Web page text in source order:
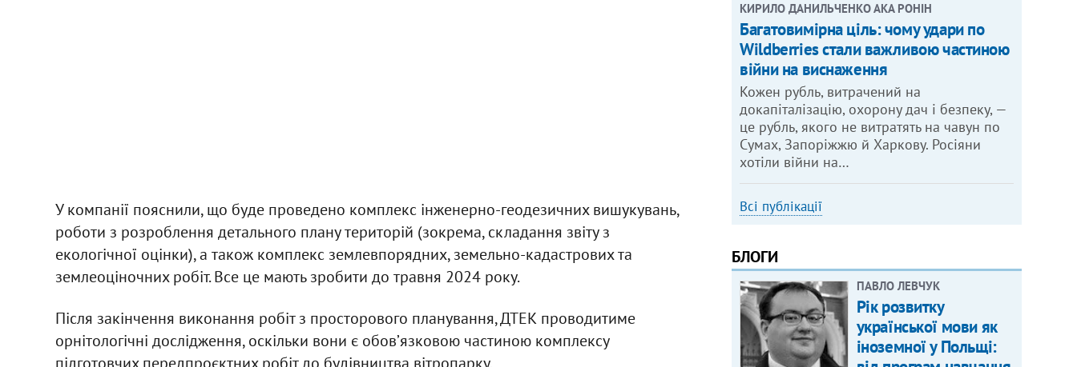
У компанії пояснили, що буде проведено комплекс інженерно-геодезичних вишукувань,
роботи з розроблення детального плану територій (зокрема, складання звіту з
екологічної оцінки), а також комплекс землевпорядних, земельно-кадастрових та
землеоціночних робіт. Все це мають зробити до травня 2024 року.
Після закінчення виконання робіт з просторового планування, ДТЕК проводитиме
орнітологічні дослідження, оскільки вони є обовʼязковою частиною комплексу
КИРИЛО ДАНИЛЬЧЕНКО АКА РОНІН
Багатовимірна ціль: чому удари по
Wildberries стали важливою частиною
війни на виснаження
Кожен рубль, витрачений на
докапіталізацію, охорону дач і безпеку, —
це рубль, якого не витратять на чавун по
Сумах, Запоріжжю й Харкову. Росіяни
хотіли війни на…
Всі публікації
БЛОГИ
ПАВЛО ЛЕВЧУК
Рік розвитку
української мови як
іноземної у Польщі: